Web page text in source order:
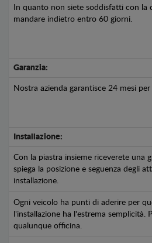
In quanto non siete soddisfatti con
mandare indietro entro 60 giorni.
Garanzia:
Nostra azienda garantisce 24 mesi
Installazione:
Con la piastra insieme riceverete una
spiega la posizione e seguenza degli
installazione.
Ogni veicolo ha punti di aderire per
l'installazione ha l'estrema semplicità.
qualunque officina.